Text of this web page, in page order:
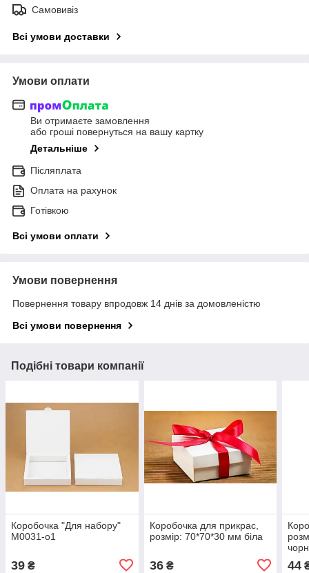
Самовивіз
Всі умови доставки
Умови оплати
Ви отримаєте замовлення
або гроші повернуться на вашу картку
Детальніше
Післяплата
Оплата на рахунок
Готівкою
Всі умови оплати
Умови повернення
Повернення товару впродовж 14 днів за домовленістю
Всі умови повернення
Подібні товари компанії
Коробочка "Для набору"
М0031-о1
39 ₴
Коробочка для прикрас,
розмір: 70*70*30 мм біла
36₴ 44